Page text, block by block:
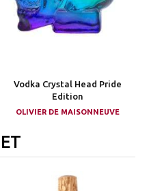
Vodka Crystal Head Pride
Edition
OLIVIER DE MAISONNEUVE